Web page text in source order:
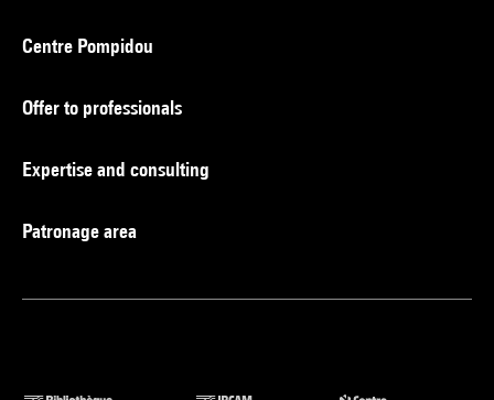
Centre Pompidou
Offer to professionals
Expertise and consulting
Patronage area